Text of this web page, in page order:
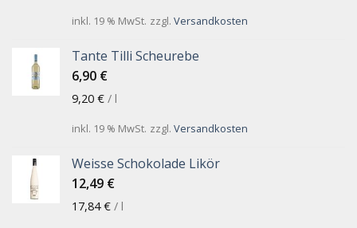
inkl. 19 % MwSt. zzgl. Versandkosten
Tante Tilli Scheurebe
6,90 €
9,20 € / l
inkl. 19 % MwSt. zzgl. Versandkosten
Weisse Schokolade Likör
12,49 €
17,84€ / l